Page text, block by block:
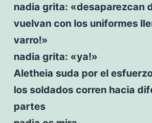
nadia grita: «desaparezcan
vuelvan con los uniformes
varro!»
nadia grita: «ya!»
Aletheia suda por el
los soldados corren hacia
partes